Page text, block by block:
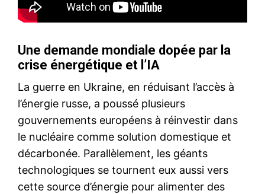
Une demande mondiale dopée par la
crise énergétique et l’IA
La guerre en Ukraine, en réduisant l’accès à
l’énergie russe, a poussé plusieurs
gouvernements européens à réinvestir dans
le nucléaire comme solution domestique et
décarbonée. Parallèlement, les géants
technologiques se tournent eux aussi vers
cette source d’énergie pour alimenter des